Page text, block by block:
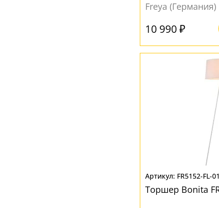
Freya (Германия)
10 990 ₽
FR5152-FL-
Торшер Bonita